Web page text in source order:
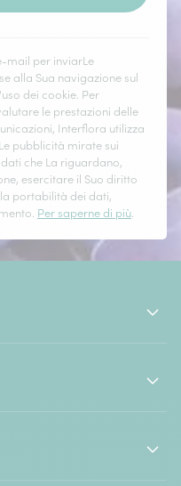
mail per inviarLe
alla Sua navigazione sul
dei cookie. Per
le prestazioni delle
Interflora utilizza
pubblicità mirate sui
che La riguardano,
esercitare il Suo diritto
portabilità dei dati,
Per saperne di più.